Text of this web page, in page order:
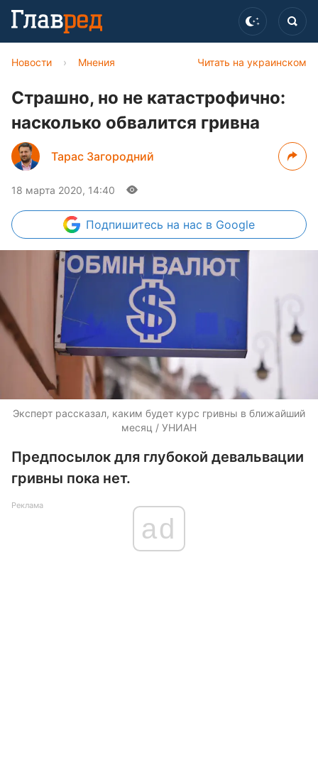
Читать на украинском
Новости › Мнения
Страшно, но не катастрофично:
насколько обвалится гривна
Тарас Загородний
18 марта 2020, 14:40
Подпишитесь на нас в Google
Эксперт рассказал, каким будет курс гривны в ближайший
месяц / УНИАН
Предпосылок для глубокой девальвации
гривны пока нет.
Реклама
ad